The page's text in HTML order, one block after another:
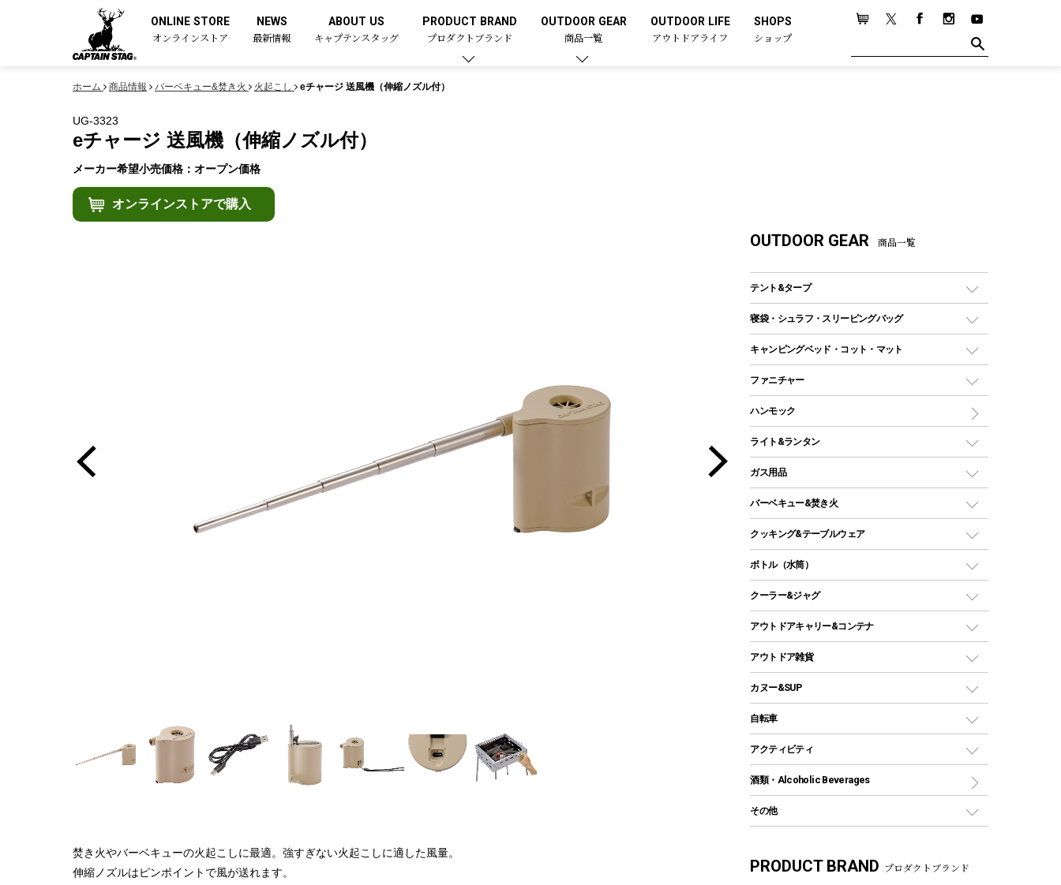
ONLINE STORE
オンラインストア
NEWS
最新情報
ABOUT US
キャプテンスタッグ
PRODUCT BRAND
プロダクトブランド
OUTDOOR GEAR
商品一覧
OUTDOOR LIFE
アウトドアライフ
SHOPS
ショップ
ホーム 商品情報 バーベキュー&焚き火 火起こし eチャージ 送風機（伸縮ノズル付）
UG-3323
eチャージ 送風機（伸縮ノズル付）
メーカー希望小売価格：オープン価格
オンラインストアで購入
焚き火やバーベキューの火起こしに最適。強すぎない火起こしに適した風量。
伸縮ノズルはピンポイントで風が送れます。
OUTDOOR GEAR 商品一覧
テント&タープ
テント
ツールームテント
ワンポールテント
シェルターテント
ロッジ型・オリジナルテント
タープ
スクエアタープ（レクタタープ）
メッシュタープ
自立式タープ
パラソル
テントアクセサリー
ペグ
グランドシート
ガイドロープ
ツール
寝袋・シュラフ・スリーピングバッグ
レクタングラー型（封筒型）シュラフ
インナーシュラフ
キャンピングベッド・コット・マット
キャンピングベッド・コット
インフレータブルマット
ファニチャー
アウトドアテーブル
レジャーシート
ハンモック
ライト&ランタン
LEDランタン
ガスランタン
オイルランタン
LEDライト
ヘッドライト
キャンドル
ガス用品
ガスバーナー
ガス缶
ガストーチ、ライター
バーベキュー&焚き火
バーベキューコンロ、グリル
焚き火台タイプ（ロースタイル）グリル
卓上タイプグリル
パーティータイプグリル
鉄板、アミ
焚き火台&ストーブ
火起こし
バーベキューツール
燃料・着火剤・炭
クッキング&テーブルウェア
ダッチオーブン
ホットサンドメーカー
クッカーセット
シェラカップ
クッキングツール
ナイフ
カトラリー
マグカップ、カップ
ボトル（水筒）
ステンレスボトル
コップ付きタイプ
ワンタッチタイプ
プラスチックボトル
ディズニーボトル
クーラー&ジャグ
クーラーボックス
クーラーバッグ
ウォータージャグ
保冷剤
アウトドアキャリー&コンテナ
アウトドアキャリー
アウトドア雑貨
バックパック&バッグ
リュック、バックパック
トートバッグ、サコッシュ
ショッピングキャリー
その他アウトドア雑貨
レイン
カヌー&SUP
インフレータブル
カヤック
パドル
ヘルメット
自転車
折りたたみ自転車
スポーツサイクル
シティサイクル
自転車用アクセサリー
アクティビティ
マリン
ラッシュガード
テント
酒類・Alcoholic Beverages
その他
湯たんぽ
PRODUCT BRAND プロダクトブランド